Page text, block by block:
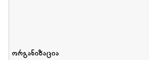
ორგანიზაცია